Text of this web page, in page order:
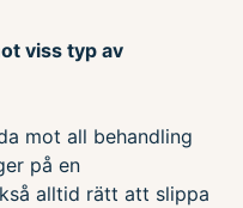
viss typ av
mot all behandling
på en
alltid rätt att slippa